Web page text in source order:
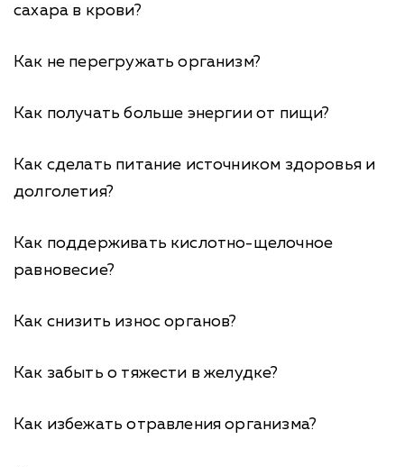
сахара в крови?
Как не перегружать организм?
Как получать больше энергии от пищи?
Как сделать питание источником здоровья и
долголетия?
Как поддерживать кислотно-щелочное
равновесие?
Как снизить износ органов?
Как забыть о тяжести в желудке?
Как избежать отравления организма?